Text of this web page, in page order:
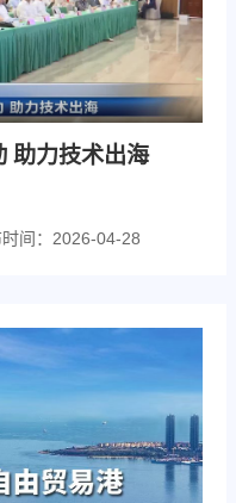
助力技术出海
时间：2026-04-28